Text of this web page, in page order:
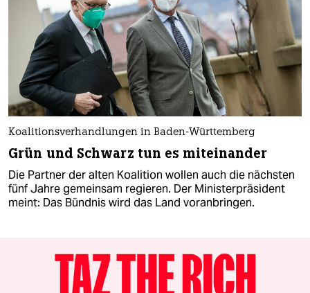
Koalitionsverhandlungen in Baden-Württemberg
Grün und Schwarz tun es miteinander
Die Partner der alten Koalition wollen auch die nächsten
fünf Jahre gemeinsam regieren. Der Ministerpräsident
meint: Das Bündnis wird das Land voranbringen.